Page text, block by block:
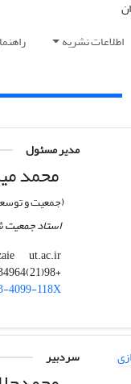
اطلاعات نشریه
مدیر مسئول
محمد
(جمعیت و
استاد جمعیت
mmirzaie
ut.ac.ir
+98(21)88334964
4099-118X
سردبیر